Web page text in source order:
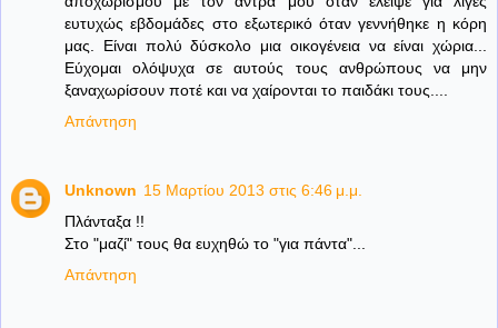
ευτυχώς εβδομάδες στο εξωτερικό όταν γεννήθηκε η κόρη
μας. Είναι πολύ δύσκολο μια οικογένεια να είναι χώρια...
Εύχομαι ολόψυχα σε αυτούς τους ανθρώπους να μην
ξαναχωρίσουν ποτέ και να χαίρονται το παιδάκι τους....
Απάντηση
Unknown 15 Μαρτίου 2013 στις 6:46 μ.μ.
Πλάνταξα !!
Στο "μαζί" τους θα ευχηθώ το "για πάντα"...
Απάντηση